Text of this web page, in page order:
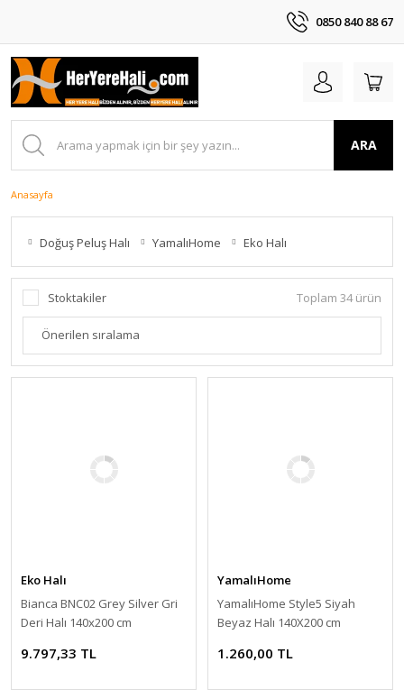
0850 840 88 67
ARA
Anasayfa
Doğuş Peluş Halı YamalıHome Eko Halı
Stoktakiler Toplam 34 ürün
Eko Halı
Bianca BNC02 Grey Silver Gri
Deri Halı 140x200 cm
9.797,33 TL
YamalıHome
YamalıHome Style5 Siyah
Beyaz Halı 140X200 cm
1.260,00 TL